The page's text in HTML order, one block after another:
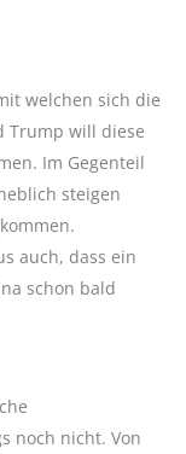
welchen sich die
Trump will diese
Im Gegenteil
steigen
auch, dass ein
schon bald
noch nicht. Von